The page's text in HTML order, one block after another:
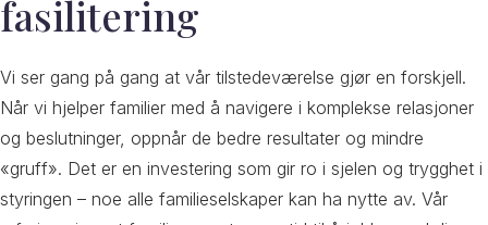
fasilitering
Vi ser gang på gang at vår tilstedeværelse gjør en forskjell.
Når vi hjelper familier med å navigere i komplekse relasjoner
og beslutninger, oppnår de bedre resultater og mindre
«gruff». Det er en investering som gir ro i sjelen og trygghet i
styringen – noe alle familieselskaper kan ha nytte av. Vår